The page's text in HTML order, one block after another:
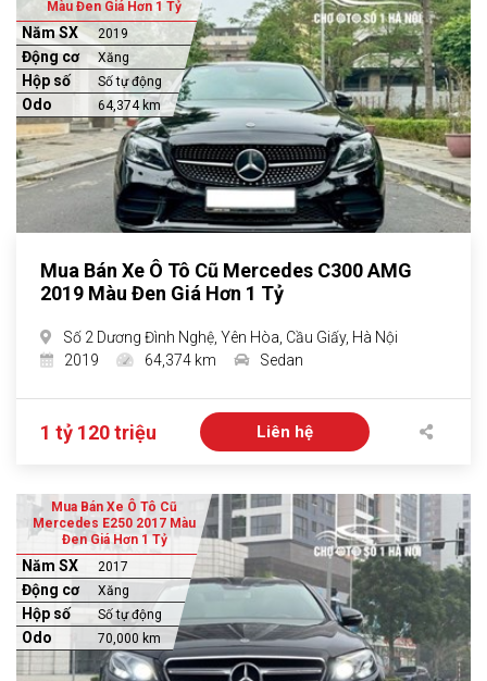
Màu Đen Giá Hơn 1 Tỷ
Năm SX 2019
Động cơ Xăng
Hộp số Số tự động
Odo 64,374 km
Mua Bán Xe Ô Tô Cũ Mercedes C300 AMG
2019 Màu Đen Giá Hơn 1 Tỷ
Số 2 Dương Đình Nghệ, Yên Hòa, Cầu Giấy, Hà Nội
2019
64,374 km Sedan
1 tỷ 120 triệu Liên hệ
Mua Bán Xe Ô Tô Cũ
Mercedes E250 2017 Màu
Đen Giá Hơn 1 Tỷ
Năm SX 2017
Động cơ Xăng
Hộp số Số tự động
Odo 70,000 km